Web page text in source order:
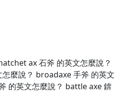
ax 石斧 的英文怎麼說？
麼說？ broadaxe 手斧 的英文
的英文怎麼說？ battle axe 錛